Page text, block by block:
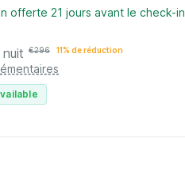
offerte 21 jours avant le check-in
€296 11% de réduction